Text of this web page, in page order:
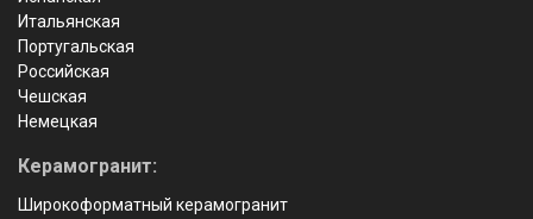
Итальянская
Португальская
Российская
Чешская
Немецкая
Керамогранит:
Широкоформатный керамогранит